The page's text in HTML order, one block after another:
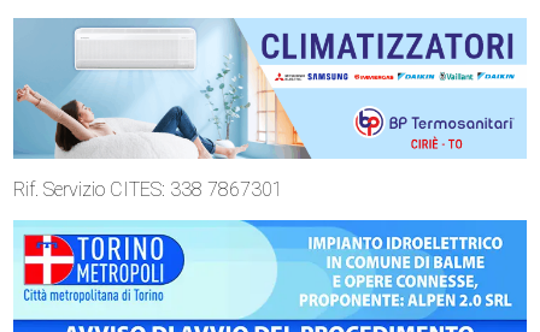
Rif. Servizio CITES: 338 7867301